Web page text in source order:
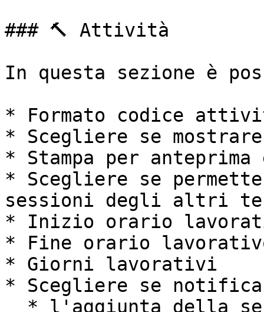
### 🔨 Attività
In questa sezione è
* Formato codice
* Scegliere se
* Stampa per
* Scegliere se
sessioni degli altri
* Inizio orario
* Fine orario
* Giorni lavorativi
* Scegliere se